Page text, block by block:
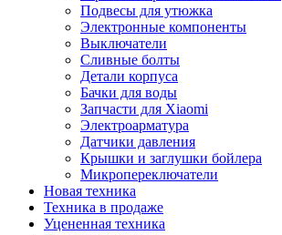
Подвесы для утюжка
Электронные компоненты
Выключатели
Сливные болты
Детали корпуса
Бачки для воды
Запчасти для Xiaomi
Электроарматура
Датчики давления
Крышки и заглушки бойлера
Микропереключатели
Новая техника
Техника в продаже
Уцененная техника